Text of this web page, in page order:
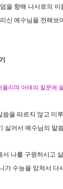
을 향해 나사로의 이
신 예수님을 전해보
리며 아래의 질문에
씀을 따르지 않고 미
싫어서 예수님의 말
서 나를 구원하시고
가 수능을 망쳐서 다